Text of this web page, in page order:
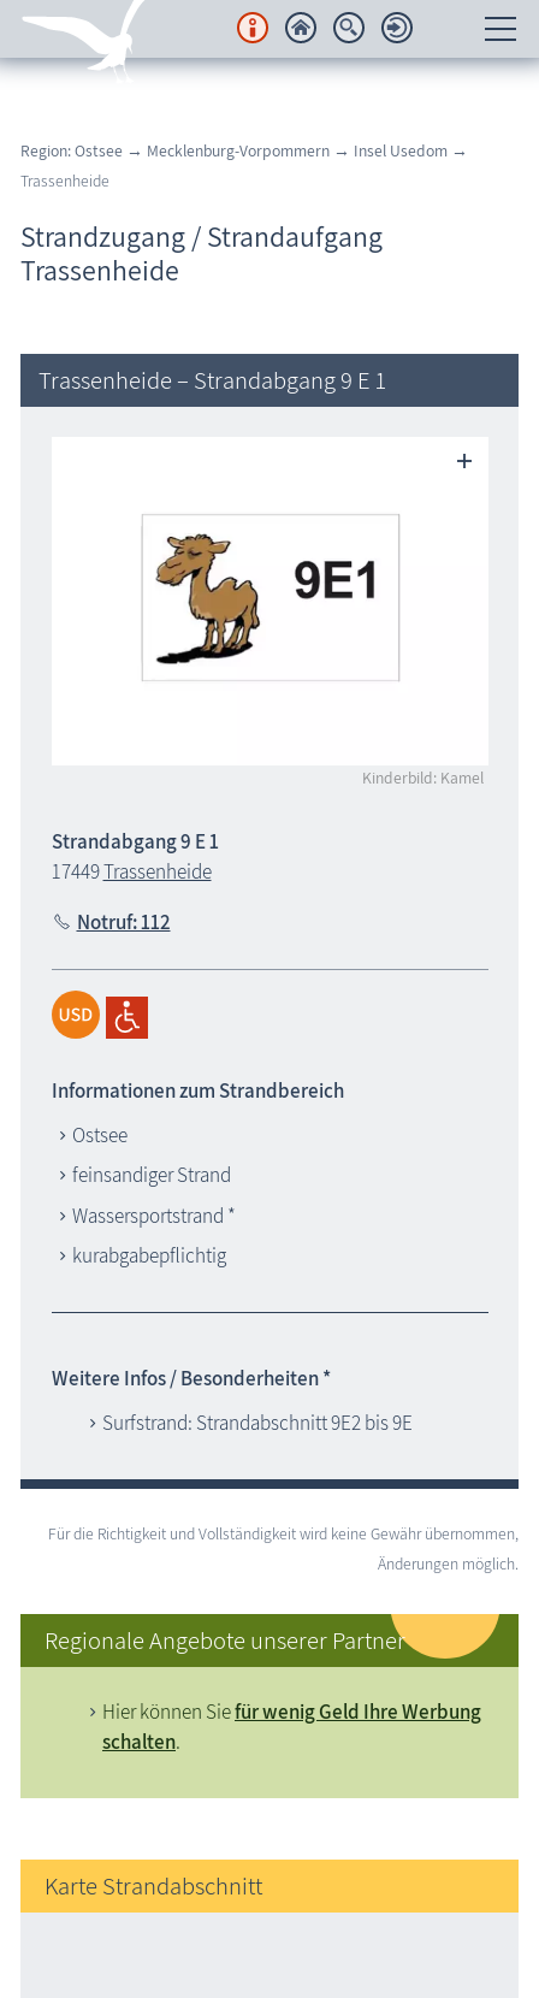
Regionales
Urlaubsorte
Karten
Wissenswertes
Region: Ostsee → Mecklenburg-Vorpommern → Insel Usedom →
Trassenheide
Strandzugang / Strandaufgang
Trassenheide
Trassenheide – Strandabgang 9 E 1
Kinderbild: Kamel
Strandabgang 9 E 1
17449Trassenheide
Notruf: 112
Informationen zum Strandbereich
Ostsee
feinsandiger Strand
Wassersportstrand *
kurabgabepflichtig
Weitere Infos / Besonderheiten *
Surfstrand: Strandabschnitt 9E2 bis 9E
Für die Richtigkeit und Vollständigkeit wird keine Gewähr übernommen,
Änderungen möglich.
Regionale Angebote unserer Partner
Hier können Siefür wenig Geld Ihre Werbung
schalten.
Karte Strandabschnitt